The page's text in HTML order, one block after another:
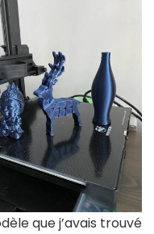
que j’avais trouvé